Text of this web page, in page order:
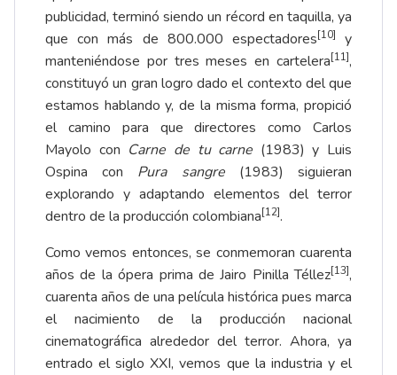
publicidad, terminó siendo un récord en taquilla, ya
que con más de 800.000 espectadores[10]
y
manteniéndose por tres meses en cartelera[11],
constituyó un gran logro dado el contexto del que
estamos hablando y, de la misma forma, propició
el camino para que directores como Carlos
Mayolo con Carne de tu carne (1983) y Luis
Ospina con Pura sangre(1983) siguieran
explorando y adaptando elementos del terror
dentro de la producción colombiana[12].
Como vemos entonces, se conmemoran cuarenta
años de la ópera prima de Jairo Pinilla Téllez[13],
cuarenta años de una película histórica pues marca
el nacimiento de la producción nacional
cinematográfica alrededor del terror. Ahora, ya
entrado el siglo XXI, vemos que la industria y el